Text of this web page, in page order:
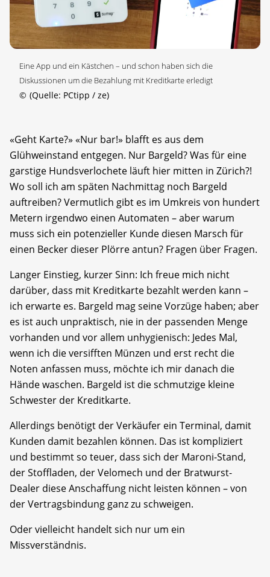
Eine App und ein Kästchen – und schon haben sich die
Diskussionen um die Bezahlung mit Kreditkarte erledigt
© (Quelle: PCtipp / ze)
«Geht Karte?» «Nur bar!» blafft es aus dem
Glühweinstand entgegen. Nur Bargeld? Was für eine
garstige Hundsverlochete läuft hier mitten in Zürich?!
Wo soll ich am späten Nachmittag noch Bargeld
auftreiben? Vermutlich gibt es im Umkreis von hundert
Metern irgendwo einen Automaten – aber warum
muss sich ein potenzieller Kunde diesen Marsch für
einen Becker dieser Plörre antun? Fragen über Fragen.
Langer Einstieg, kurzer Sinn: Ich freue mich nicht
darüber, dass mit Kreditkarte bezahlt werden kann –
ich erwarte es. Bargeld mag seine Vorzüge haben; aber
es ist auch unpraktisch, nie in der passenden Menge
vorhanden und vor allem unhygienisch: Jedes Mal,
wenn ich die versifften Münzen und erst recht die
Noten anfassen muss, möchte ich mir danach die
Hände waschen. Bargeld ist die schmutzige kleine
Schwester der Kreditkarte.
Allerdings benötigt der Verkäufer ein Terminal, damit
Kunden damit bezahlen können. Das ist kompliziert
und bestimmt so teuer, dass sich der Maroni-Stand,
der Stoffladen, der Velomech und der Bratwurst-
Dealer diese Anschaffung nicht leisten können – von
der Vertragsbindung ganz zu schweigen.
Oder vielleicht handelt sich nur um ein
Missverständnis.